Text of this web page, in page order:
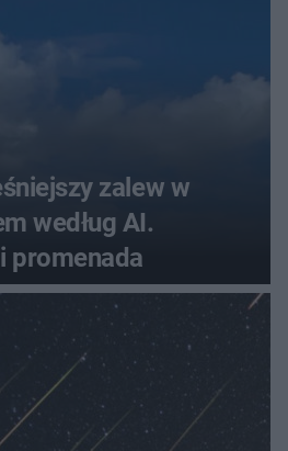
zalew w
według AI.
promenada